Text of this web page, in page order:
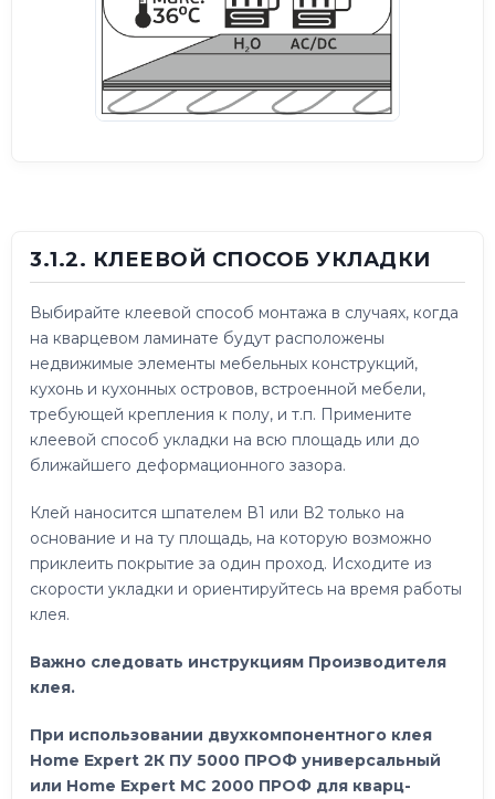
3.1.2. КЛЕЕВОЙ СПОСОБ УКЛАДКИ
Выбирайте клеевой способ монтажа в случаях, когда
на кварцевом ламинате будут расположены
недвижимые элементы мебельных конструкций,
кухонь и кухонных островов, встроенной мебели,
требующей крепления к полу, и т.п. Примените
клеевой способ укладки на всю площадь или до
ближайшего деформационного зазора.
Клей наносится шпателем В1 или В2 только на
основание и на ту площадь, на которую возможно
приклеить покрытие за один проход. Исходите из
скорости укладки и ориентируйтесь на время работы
клея.
Важно следовать инструкциям Производителя
клея.
При использовании двухкомпонентного клея
Home Expert 2К ПУ 5000 ПРОФ универсальный
или Home Expert МС 2000 ПРОФ для кварц-